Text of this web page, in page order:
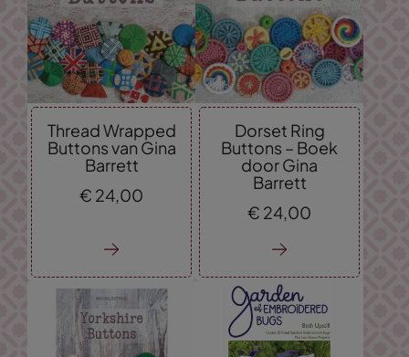
Thread Wrapped
Buttons van Gina
Barrett
€ 24,00
Dorset Ring
Buttons – Boek
door Gina
Barrett
€ 24,00